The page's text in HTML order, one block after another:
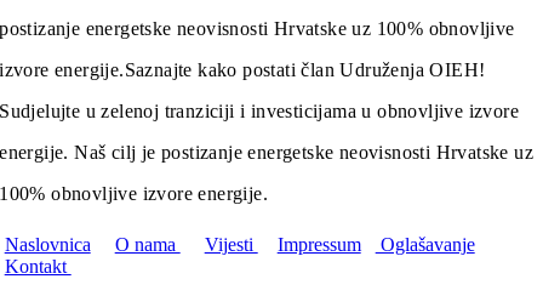
postizanje energetske neovisnosti Hrvatske uz 100% obnovljive
izvore energije.Saznajte kako postati član Udruženja OIEH!
Sudjelujte u zelenoj tranziciji i investicijama u obnovljive izvore
energije. Naš cilj je postizanje energetske neovisnosti Hrvatske uz
100% obnovljive izvore energije.
Naslovnica O nama Vijesti Impressum
Oglašavanje
Kontakt